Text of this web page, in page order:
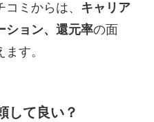
ミからは、 キャリア
ション、還元率の面
す。
して良い？